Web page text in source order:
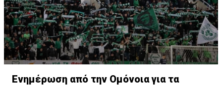
Ενημέρωση από την Ομόνοια για τα